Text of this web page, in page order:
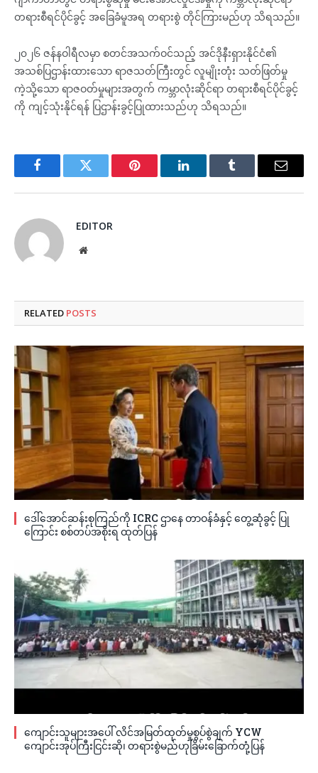
တရားစီရင်ပိုင်ခွင့် အခြေခံမူအရ တရားစွဲ တိုင်ကြားမည်ဟု သိရသည်။
၂၀၂၆ ဇန်နဝါရီလမှာ စတင်အသက်ဝင်သည့် အင်ဒိုနီးရှားနိုင်ငံ၏
အသစ်ပြဌာန်းထားသော ရာဇသတ်ကြီးတွင် လူမျိုးတုံး သတ်ဖြတ်မှု
ကဲ့သို့သော ရာဇဝတ်မှုများအတွက် ကမ္ဘာလုံးဆိုင်ရာ တရားစီရင်ပိုင်ခွင့်
ကို ကျင့်သုံးနိုင်ရန် ပြဌာန်းခွင့်ပြုထားသည်ဟု သိရသည်။
FacebookTwitter Pinterest LinkedInTumblr Email
EDITOR
Website
RELATED POSTS
ဒေါ်အောင်ဆန်းစုကြည်ကို ICRC ဌာနေ တာဝန်ခံနှင့် တွေ့ဆုံခွင့် ပြု
ကြောင်း စစ်တပ်အစိုးရ ထုတ်ပြန်
ကျောင်းသူများအပေါ် လိင်အမြတ်ထုတ်မှုစွပ်စွဲချက် YCW
ကျောင်းအုပ်ကြီးငြင်းဆို၊ တရားစွဲမည်ဟုခြိမ်းခြောက်တုံ့ပြန်